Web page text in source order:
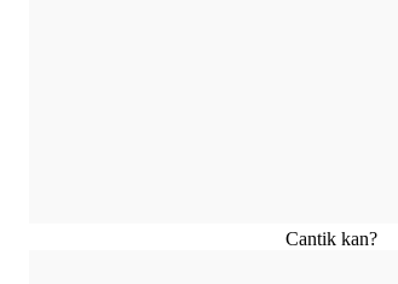
Cantik kan?